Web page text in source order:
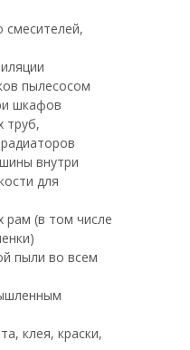
смесителей,
пылесосом
шкафов
труб,
внутри
для
(в том числе
пыли во всем
клея, краски,